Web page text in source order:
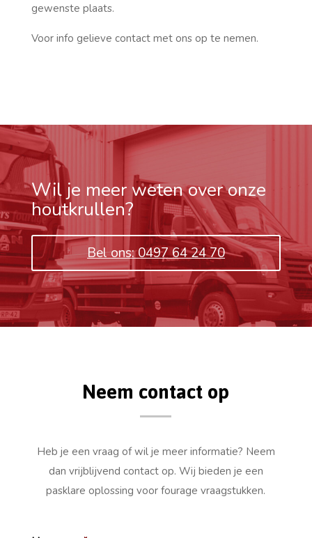
gewenste plaats.
Voor info gelieve contact met ons op te nemen.
Wil je meer weten over onze
houtkrullen?
Bel ons: 0497 64 24 70
Neem contact op
Heb je een vraag of wil je meer informatie? Neem
dan vrijblijvend contact op. Wij bieden je een
pasklare oplossing voor fourage vraagstukken.